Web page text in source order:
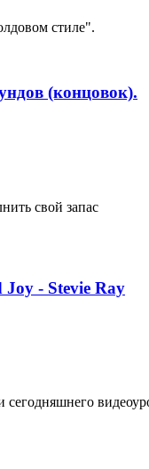
стиле".
(концовок).
свой запас
Joy - Stevie Ray